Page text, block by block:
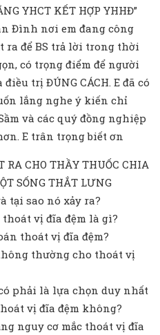
YHCT KẾT HỢP YHHĐ”
Đình nơi em đang công
ra để BS trả lời trong thời
có trọng điểm để người
trị ĐÚNG CÁCH. E đã có
lắng nghe ý kiến chỉ
và các quý đồng nghiệp
E trân trọng biết ơn
RA CHO THẦY THUỐC CHIA
SỐNG THẮT LƯNG
tại sao nó xảy ra?
vị đĩa đệm là gì?
thoát vị đĩa đệm?
thường cho thoát vị
phải là lựa chọn duy nhất
vị đĩa đệm không?
nguy cơ mắc thoát vị đĩa